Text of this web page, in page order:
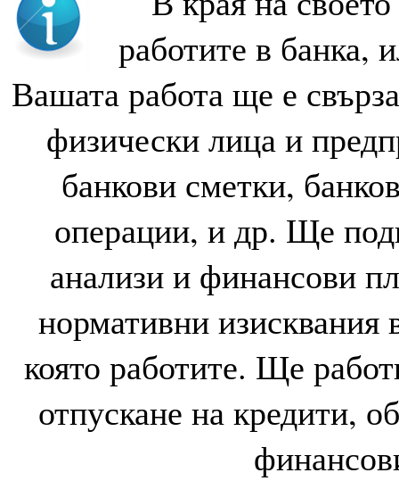
работите в банка,
Вашата работа ще е
физически лица и
банкови сметки,
операции, и др. Ще
анализи и финансови
нормативни изисквания
която работите. Ще
отпускане на кредити,